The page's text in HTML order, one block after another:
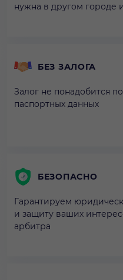
нужна в другом городе
БЕЗ ЗАЛОГА
Залог не понадобится
паспортных данных
БЕЗОПАСНО
Гарантируем
и защиту ваших
арбитра